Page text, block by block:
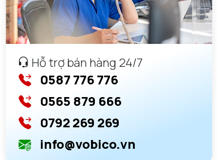
Hỗ trợ bán hàng 24/7
0587 776 776
0565 879 666
0792 269 269
info@vobico.vn